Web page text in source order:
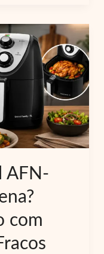
AFN-
com